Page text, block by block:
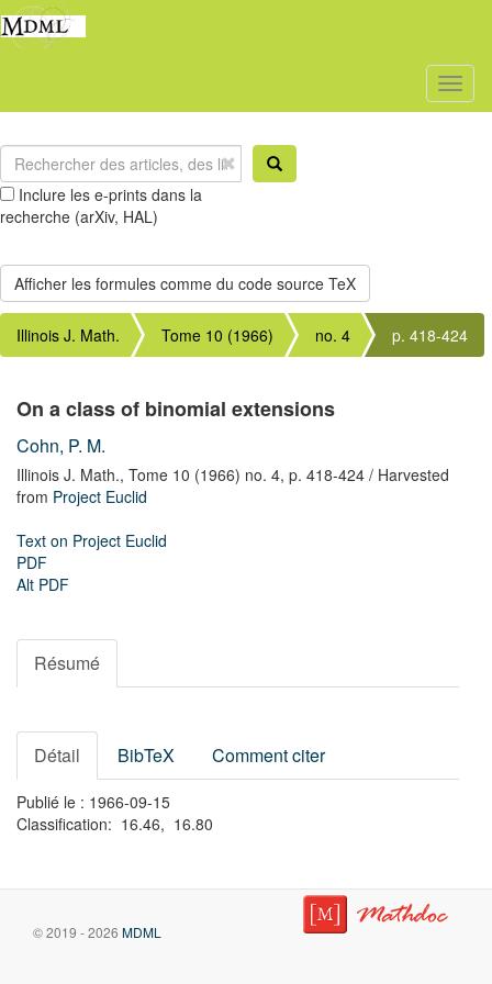
Inclure les e-prints dans la
recherche (arXiv, HAL)
Illinois J. Math. Tome 10 (1966) no. 4 p. 418-424
On a class of binomial extensions
Cohn, P. M.
Illinois J. Math., Tome 10 (1966) no. 4, p. 418-424 / Harvested
from Project Euclid
Text on Project Euclid
PDF
Alt PDF
Résumé
Détail BibTeX Comment citer
Publié le : 1966-09-15
Classification: 16.46, 16.80
© 2019 - 2026 MDML